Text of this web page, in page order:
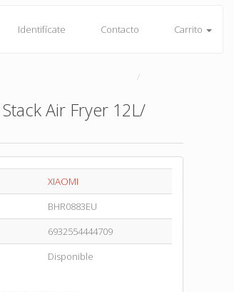
Identifícate Contacto Carrito
Air Fryer 12L/
XIAOMI
BHR0883EU
6932554444709
Disponible